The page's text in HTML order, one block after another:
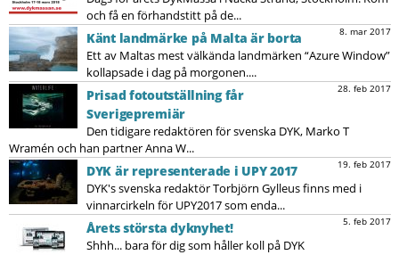
och få en förhandstitt på de...
8. mar 2017
Känt landmärke på Malta är borta
Ett av Maltas mest välkända landmärken “Azure Window”
kollapsade i dag på morgonen....
28. feb 2017
Prisad fotoutställning får
Sverigepremiär
Den tidigare redaktören för svenska DYK, Marko T
Wramén och han partner Anna W...
19. feb 2017
DYK är representerade i UPY 2017
DYK's svenska redaktör Torbjörn Gylleus finns med i
vinnarcirkeln för UPY2017 som enda...
5. feb 2017
Årets största dyknyhet!
Shhh... bara för dig som håller koll på DYK